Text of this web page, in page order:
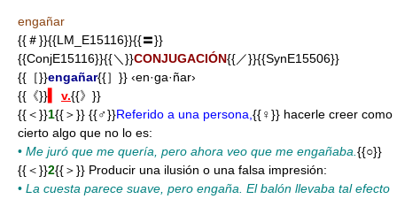
engañar
{{＃}}{{LM_E15116}}{{〓}}
{{ConjE15116}}{{＼}}CONJUGACIÓN{{／}}{{SynE15506}}
{{［}}engañar{{］}} ‹en·ga·ñar›
{{《}}
v.{{》}}
{{＜}}1{{＞}} {{♂}}Referido a una persona, {{♀}} hacerle creer como
cierto algo que no lo es:
• Me juró que me quería, pero ahora veo que me engañaba. {{○}}
{{＜}}2{{＞}} Producir una ilusión o una falsa impresión:
• La cuesta parece suave, pero engaña. El balón llevaba tal efecto